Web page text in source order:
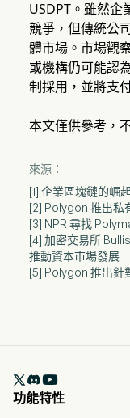
USDPT。雖然企
競爭，但傳統公
體市場。市場觀
或機構仍可能認
制採用，並將支
本文僅供參考，
來源：
[1] 企業區塊鏈的崛
[2] Polygon 推出私
[3] NPR 尋找
[4] 加密交易所
推動資本市場發展
[5] Polygon 推出針

功能特性